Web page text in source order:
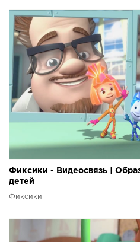
Фиксики - Видеосвязь |
детей
Фиксики